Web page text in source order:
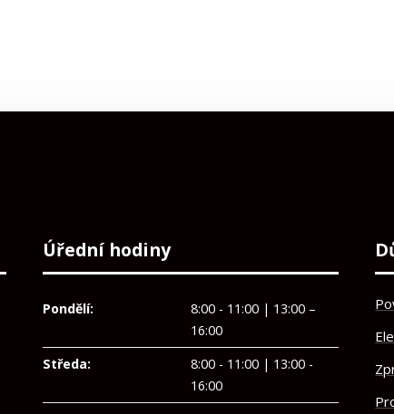
Úřední hodiny
Pondělí:
8:00 - 11:00 | 13:00 –
16:00
Středa:
8:00 - 11:00 | 13:00 -
16:00